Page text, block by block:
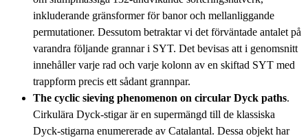
inkluderande gränsformer för banor och mellanliggande
permutationer. Dessutom betraktar vi det förväntade antalet på
varandra följande grannar i SYT. Det bevisas att i genomsnitt
innehåller varje rad och varje kolonn av en skiftad SYT med
trappform precis ett sådant grannpar.
The cyclic sieving phenomenon on circular Dyck paths.
Cirkulära Dyck-stigar är en supermängd till de klassiska
Dyck-stigarna enumererade av Catalantal. Dessa objekt har